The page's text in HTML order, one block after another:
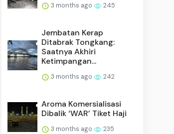
3 months ago 245
Jembatan Kerap
Ditabrak Tongkang:
Saatnya Akhiri
Ketimpangan...
3 months ago 242
Aroma Komersialisasi
Dibalik ‘WAR’ Tiket Haji
3 months ago 235